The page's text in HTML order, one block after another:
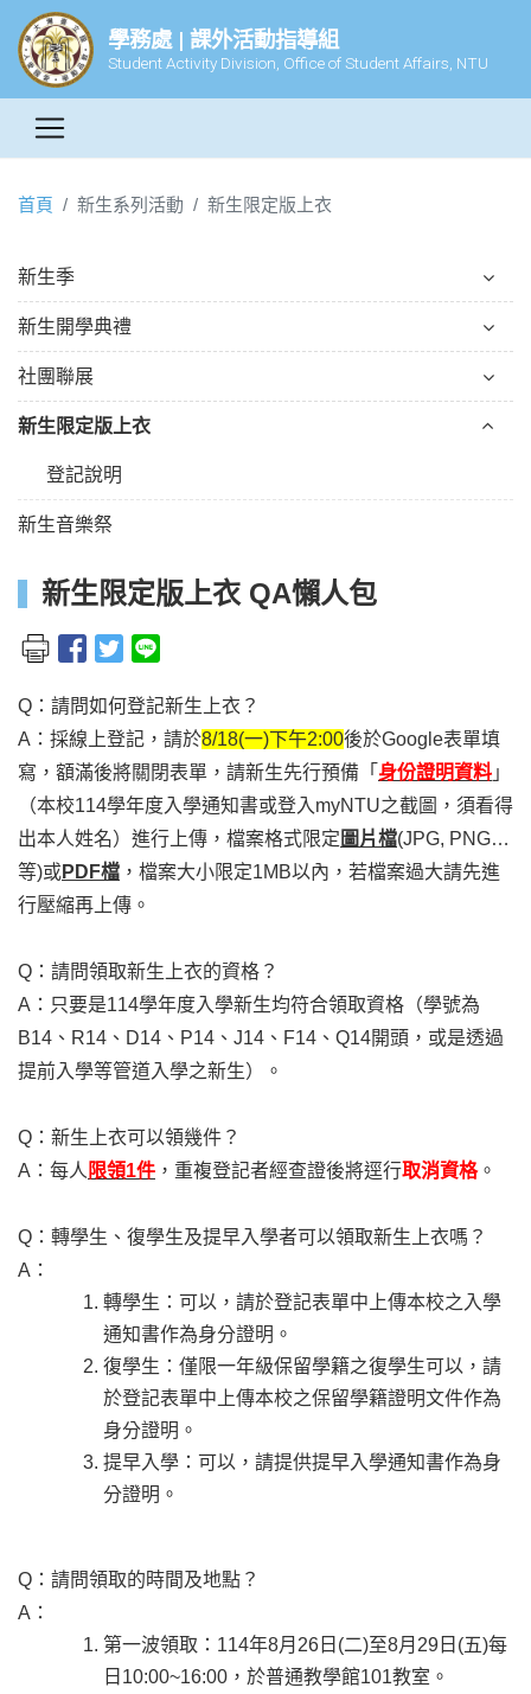
學務處 | 課外活動指導組
Student Activity Division, Office of Student Affairs, NTU
首頁 新生系列活動 新生限定版上衣
新生季
新生開學典禮
社團聯展
新生限定版上衣
登記說明
新生音樂祭
新生限定版上衣 QA懶人包
Q ：請問如何登記新生上衣？
A ：採線上登記，請於8/18(一)下午2:00後於Google表單填
寫，額滿後將關閉表單，請新生先行預備「 身份證明資料 」
（本校114學年度入學通知書或登入myNTU之截圖，須看得
出本人姓名）進行上傳，檔案格式限定 圖片檔(JPG, PNG…
等)或PDF檔 ，檔案大小限定1MB以內，若檔案過大請先進
行壓縮再上傳。
Q ：請問領取新生上衣的資格？
A ：只要是114學年度入學新生均符合領取資格（學號為
B14、R14、D14、P14、J14、F14、Q14開頭，或是透過
提前入學等管道入學之新生）。
Q ：新生上衣可以領幾件？
A ：每人 限領1件 ，重複登記者經查證後將逕行取消資格。
Q ：轉學生、復學生及提早入學者可以領取新生上衣嗎？
A ：
轉學生：可以，請於登記表單中上傳本校之入學
通知書作為身分證明。
復學生：僅限一年級保留學籍之復學生可以，請
於登記表單中上傳本校之保留學籍證明文件作為
身分證明。
提早入學：可以，請提供提早入學通知書作為身
分證明。
Q ：請問領取的時間及地點？
A ：
第一波領取：114年8月26日(二)至8月29日(五)每
日10:00~16:00，於普通教學館101教室。